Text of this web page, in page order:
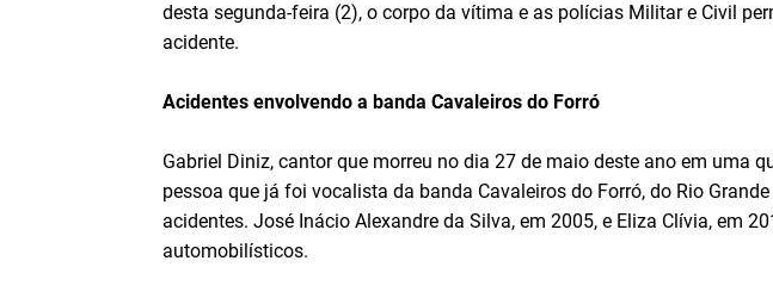
desta segunda-feira (2), o corpo da vítima e as polícias Militar e Civil
acidente.
Acidentes envolvendo a banda Cavaleiros do Forró
Gabriel Diniz, cantor que morreu no dia 27 de maio deste ano em uma
pessoa que já foi vocalista da banda Cavaleiros do Forró, do Rio
acidentes. José Inácio Alexandre da Silva, em 2005, e Eliza Clívia, em
automobilísticos.